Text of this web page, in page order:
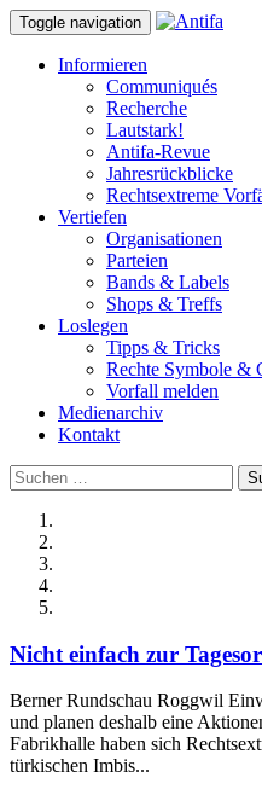
Toggle navigation
Informieren
Communiqués
Recherche
Lautstark!
Antifa-Revue
Jahresrückblicke
Rechtsextreme
Vertiefen
Organisationen
Parteien
Bands & Labels
Shops & Treffs
Loslegen
Tipps & Tricks
Rechte Symbole &
Vorfall melden
Medienarchiv
Kontakt
Suchen
nach:
Nicht einfach zur
Berner Rundschau Roggwil
und planen deshalb eine
Fabrikhalle haben sich
türkischen Imbis...